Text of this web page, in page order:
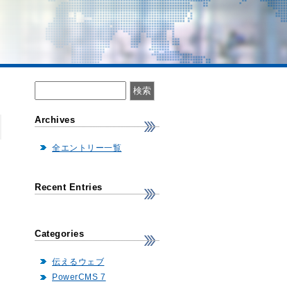
Archives
全エントリー一覧
Recent Entries
Categories
伝えるウェブ
PowerCMS 7